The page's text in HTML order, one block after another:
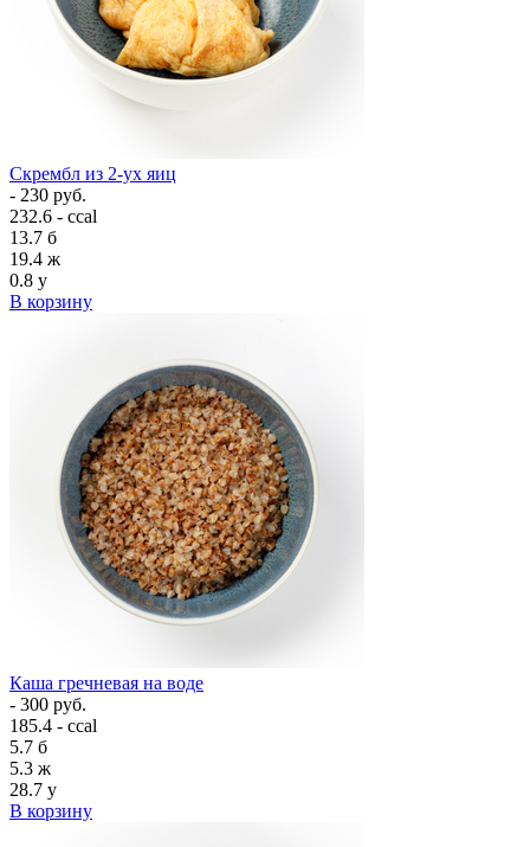
Скрембл из 2-ух яиц
- 230 руб.
232.6 - ccal
13.7 б
19.4 ж
0.8 у
В корзину
Каша гречневая на воде
- 300 руб.
185.4 - ccal
5.7 б
5.3 ж
28.7 у
В корзину